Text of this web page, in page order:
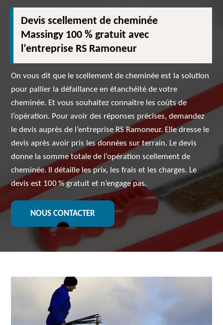
Devis scellement de cheminée
Massingy 100 % gratuit avec
l’entreprise RS Ramoneur
On vous dit que le scellement de cheminée est la solution
pour pallier la défaillance en étanchéité de votre
cheminée. Et vous souhaitez connaitre les coûts de
l’opération. Pour avoir des réponses précises, demandez
le devis auprès de l’entreprise RS Ramoneur. Elle dresse le
devis après avoir pris les données sur terrain. Le devis
donne la somme totale de l’opération scellement de
cheminée. Il détaille les prix, les frais et les charges. Le
devis est 100 % gratuit et n’engage pas.
NOUS CONTACTER